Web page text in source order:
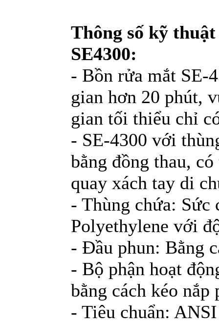
Thông số kỹ
SE4300:
- Bồn rửa mắt SE-
gian hơn 20 phút,
gian tối thiểu chỉ
- SE-4300 với
bằng đồng thau,
quay xách tay di
- Thùng chứa:
Polyethylene với
- Đầu phun: Bằng
- Bộ phận hoạt
bằng cách kéo nắp
- Tiêu chuẩn: